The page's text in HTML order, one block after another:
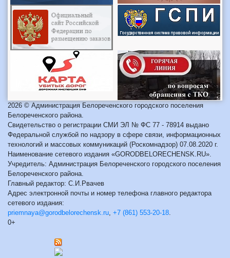
2026 © Администрация Белореченского городского поселения
Белореченского района.
Свидетельство о регистрации СМИ ЭЛ № ФС 77 - 78914 выдано
Федеральной службой по надзору в сфере связи, информационных
технологий и массовых коммуникаций (Роскомнадзор) 07.08.2020 г.
Наименование сетевого издания «GORODBELORECHENSK.RU».
Учредитель: Администрация Белореченского городского поселения
Белореченского района.
Главный редактор: С.И.Рвачев
Адрес электронной почты и номер телефона главного редактора
сетевого издания:
priemnaya@gorodbelorechensk.ru +7 (861) 553-20-18
0+